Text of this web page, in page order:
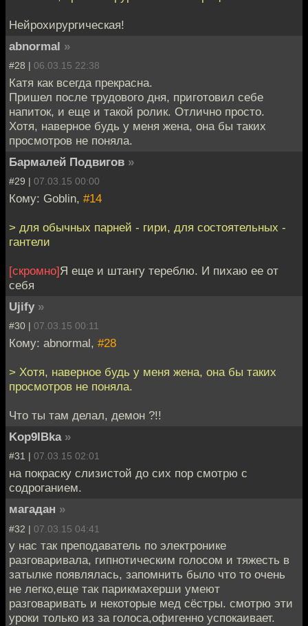
Нейрохирургическая!
abnormal »
#28 | 06.03.15 22:38
Катя как всегда прекрасна.
Пришел после трудового дня, приготовил себе
напиток, и еще и такой ролик. Отлично просто.
Хотя, наверное будь у меня жена, она бы таких
просмотров не поняла.
Бармалей Подвигов »
#29 | 07.03.15 00:00
Кому: Goblin, #14
> для обычных парней - гири, для состоятельных -
гантели
[скромно]Я еще и штангу тереблю. И пихаю ее от
себя
Ujify »
#30 | 07.03.15 00:11
Кому: abnormal, #28
> Хотя, наверное будь у меня жена, она бы таких
просмотров не поняла.
Что ты там делал, демон ?!!
Kop9IBka »
#31 | 07.03.15 02:01
на покраску слизистой до сих пор смотрю с
содроганием.
магадан »
#32 | 07.03.15 04:41
у нас так преподаватель по электронике
разговаривала, гипнотическим голосом и тяжесть в
затылке появлялась, запомнить было что то очень
не легко,еще так парикмахерши умеют
разговаривать и некоторые мед сёстры. смотрю эти
уроки только из за голоса,офигенно успокаивает.